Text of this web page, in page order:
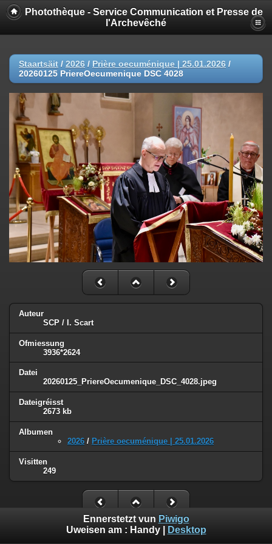
Photothèque - Service Communication et Presse de
l'Archevêché
Staartsäit / 2026 / Prière oecuménique | 25.01.2026 /
20260125 PriereOecumenique DSC 4028
Auteur
SCP / I. Scart
Ofmiessung
3936*2624
Datei
20260125_PriereOecumenique_DSC_4028.jpeg
Dateigréisst
2673 kb
Albumen
2026 / Prière oecuménique | 25.01.2026
Visitten
249
Ennerstetzt vun Piwigo
Uweisen am : Handy| Desktop